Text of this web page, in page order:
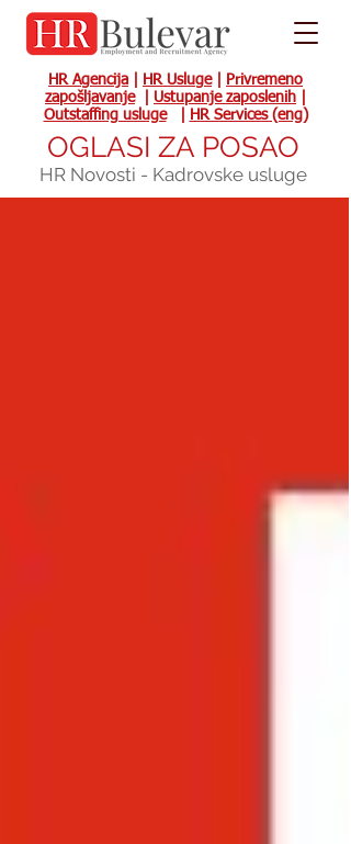
HR Agencija HR Usluge|
Privremeno
zapošljavanje| Ustupanje zaposlenih
Outstaffing usluge| HR Services (eng)
OGLASI ZA POSAO
HR Novosti - Kadrovske usluge